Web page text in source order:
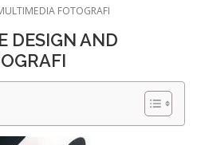
FOTOGRAFI
DESIGN AND